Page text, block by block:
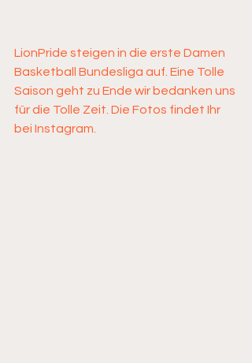
LionPride steigen in die erste Damen
Basketball Bundesliga auf. Eine Tolle
Saison geht zu Ende wir bedanken uns
für die Tolle Zeit. Die Fotos findet Ihr
bei Instagram.